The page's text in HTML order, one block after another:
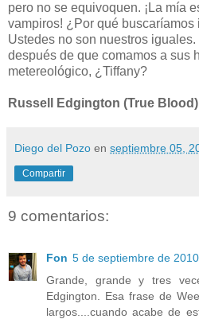
pero no se equivoquen. ¡La mía
vampiros! ¿Por qué
Ustedes no son nuestros
después de que comamos a sus
metereológico, ¿Tiffany?
Russell Edgington (True Blood)
Diego del Pozo en septiembre 05,
Compartir
9 comentarios:
Fon 5 de septiembre de
Grande, grande y tres
Edgington. Esa frase de
largos....cuando acabe de